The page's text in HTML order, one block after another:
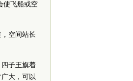
使飞船或空
空间站长
子王旗着
大，可以